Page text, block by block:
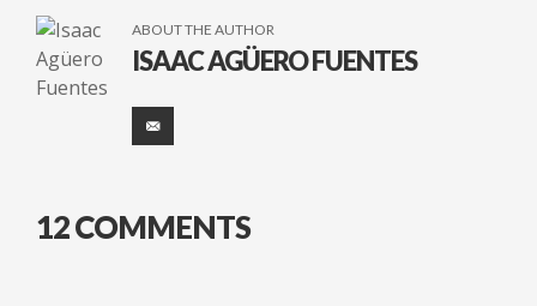
ABOUT THE AUTHOR
ISAAC AGÜERO FUENTES
12 COMMENTS